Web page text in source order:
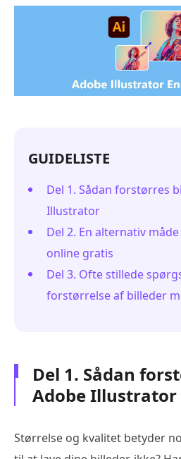
GUIDELISTE
Del 1. Sådan forstørres
Illustrator
Del 2. En alternativ
online gratis
Del 3. Ofte stillede
forstørrelse af billeder
Del 1. Sådan
Adobe Illustrator
Størrelse og kvalitet betyder